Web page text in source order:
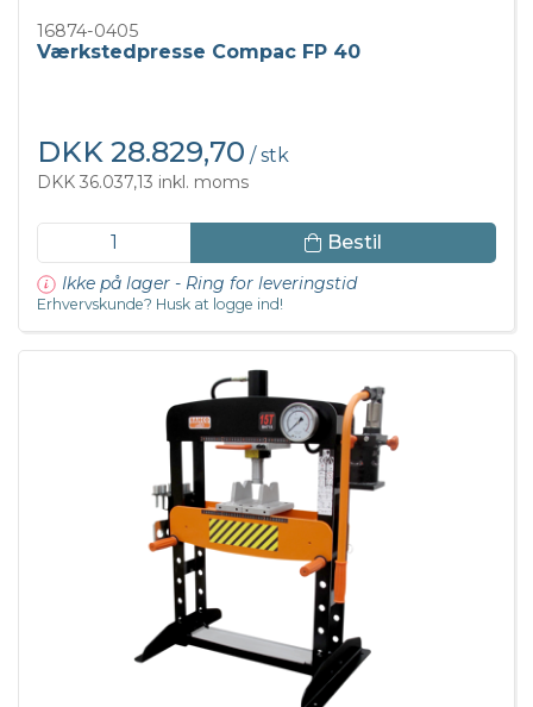
16874-0405
Værkstedpresse Compac FP 40
DKK 28.829,70 / stk
DKK 36.037,13 inkl. moms
Bestil
Ikke på lager - Ring for leveringstid
Erhvervskunde? Husk at logge ind!